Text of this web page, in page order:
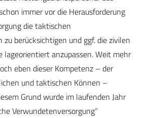
immer vor die Herausforderung
die taktischen
zu berücksichtigen und ggf. die zivilen
lageorientiert anzupassen. Weit mehr
eben dieser Kompetenz – der
und taktischen Können –
Grund wurde im laufenden Jahr
Verwundetenversorgung“